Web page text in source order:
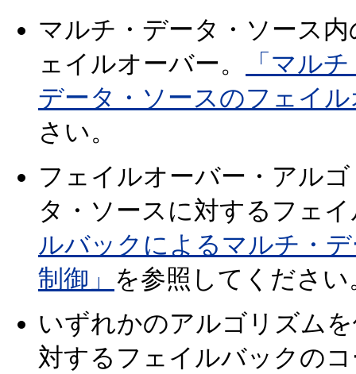
マルチ・データ・ソース
ェイルオーバー。
「マル
データ・ソースのフェイ
さい。
フェイルオーバー・アル
タ・ソースに対するフェ
ルバックによるマルチ・
制御」 を参照してください
いずれかのアルゴリズム
対するフェイルバックの